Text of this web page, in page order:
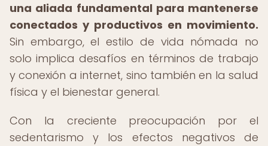
una aliada fundamental para mantenerse
conectados y productivos en movimiento.
Sin embargo, el estilo de vida nómada no
solo implica desafíos en términos de trabajo
y conexión a internet, sino también en la salud
física y el bienestar general.
Con la creciente preocupación por el
sedentarismo y los efectos negativos de